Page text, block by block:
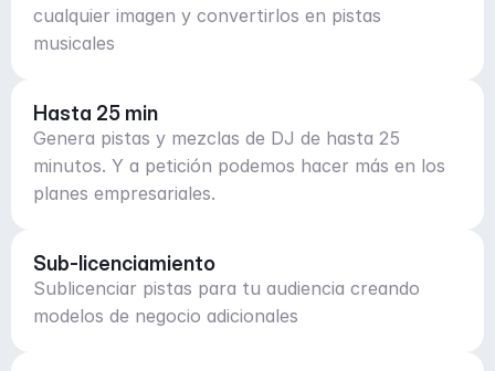
cualquier imagen y convertirlos en pistas
musicales
Hasta 25 min
Genera pistas y mezclas de DJ de hasta 25
minutos. Y a petición podemos hacer más en los
planes empresariales.
Sub-licenciamiento
Sublicenciar pistas para tu audiencia creando
modelos de negocio adicionales